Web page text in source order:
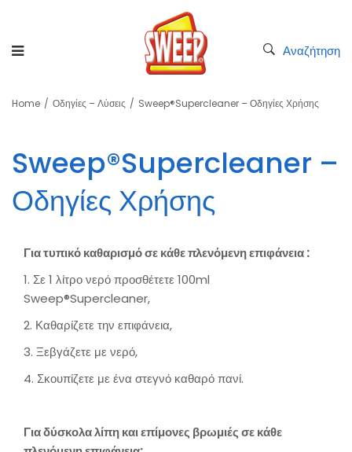
Αναζήτηση
Home / Οδηγίες – Λύσεις / Sweep®Supercleaner – Οδηγίες Χρήσης
Sweep®Supercleaner –
Οδηγίες Χρήσης
Για τυπικό καθαρισμό σε κάθε πλενόμενη επιφάνεια :
1. Σε 1 λίτρο νερό προσθέτετε 100ml
Sweep®Supercleaner,
2. Καθαρίζετε την επιφάνεια,
3. Ξεβγάζετε με νερό,
4. Σκουπίζετε με ένα στεγνό καθαρό πανί.
Για δύσκολα λίπη και επίμονες βρωμιές σε κάθε